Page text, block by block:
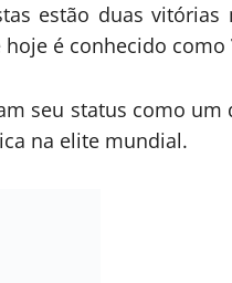
estão duas vitórias
hoje é conhecido como
seu status como
na elite mundial.